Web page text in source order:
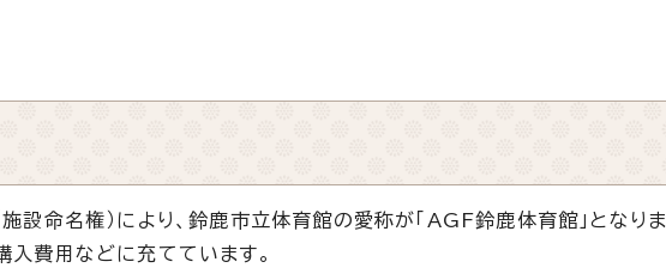
命名権）により、鈴鹿市立体育館の愛称が「AGF鈴鹿体育館」となりま
入費用などに充てています。